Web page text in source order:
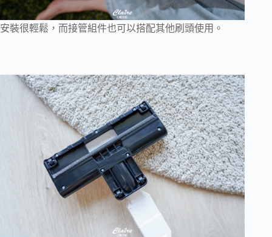
安裝很輕鬆，而接管組件也可以搭配其他刷頭使用。